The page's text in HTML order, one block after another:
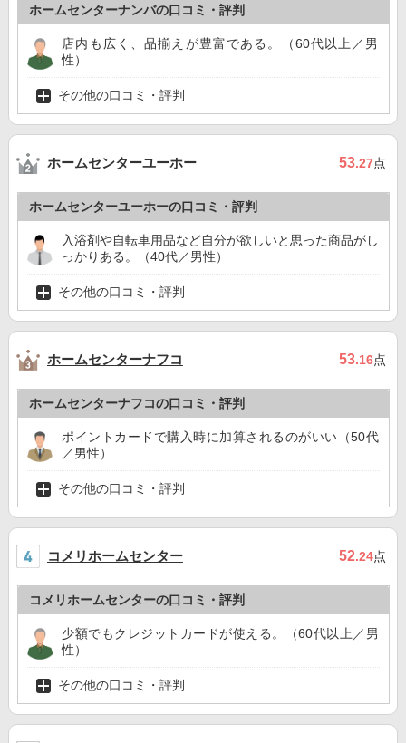
ホームセンターナンバの口コミ・評判
店内も広く、品揃えが豊富である。（60代以上／男
性）
その他の口コミ・評判
ホームセンターユーホー 53.27点
ホームセンターユーホーの口コミ・評判
入浴剤や自転車用品など自分が欲しいと思った商品がし
っかりある。（40代／男性）
その他の口コミ・評判
ホームセンターナフコ 53.16点
ホームセンターナフコの口コミ・評判
ポイントカードで購入時に加算されるのがいい（50代
／男性）
その他の口コミ・評判
コメリホームセンター 52.24点
コメリホームセンターの口コミ・評判
少額でもクレジットカードが使える。（60代以上／男
性）
その他の口コミ・評判